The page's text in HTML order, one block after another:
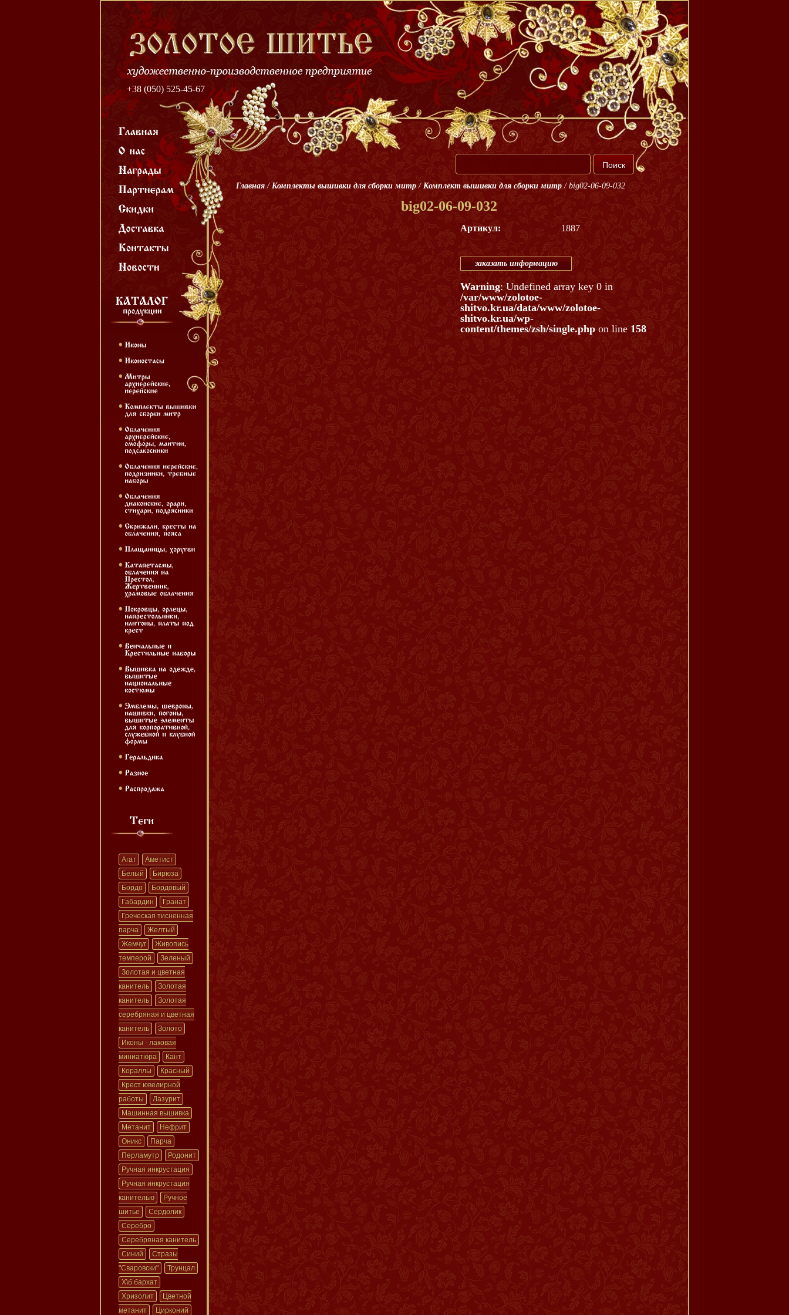
+38 (050) 525-45-67
Агат
Аметист
Белый
Бирюза
Бордо
Бордовый
Габардин
Гранат
Греческая тисненная
парча
Желтый
Жемчуг
Живопись
темперой
Зеленый
Золотая и цветная
канитель
Золотая
канитель
Золотая
серебряная и цветная
канитель
Золото
Иконы - лаковая
миниатюра
Кант
Кораллы
Красный
Крест ювелирной
работы
Лазурит
Машинная вышивка
Метанит
Нефрит
Оникс
Парча
Перламутр
Родонит
Ручная инкрустация
Ручная инкрустация
канителью
Ручное
шитье
Сердолик
Серебро
Серебряная канитель
Синий
Стразы
"Сваровски"
Трунцал
Х\б бархат
Хризолит
Цветной
метанит
Цирконий
Главная / Комплекты вышивки для сборки митр / Комплект вышивки для сборки митр / big02-06-09-032
big02-06-09-032
Артикул: 1887
заказать информацию
Warning: Undefined array key 0 in
/var/www/zolotoe-
shitvo.kr.ua/data/www/zolotoe-
shitvo.kr.ua/wp-
content/themes/zsh/single.php on line158